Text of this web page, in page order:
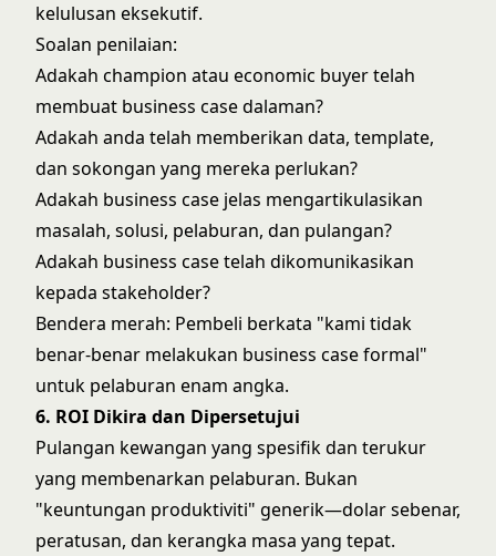
kelulusan eksekutif.
Soalan penilaian:
Adakah champion atau economic buyer telah
membuat business case dalaman?
Adakah anda telah memberikan data, template,
dan sokongan yang mereka perlukan?
Adakah business case jelas mengartikulasikan
masalah, solusi, pelaburan, dan pulangan?
Adakah business case telah dikomunikasikan
kepada stakeholder?
Bendera merah: Pembeli berkata "kami tidak
benar-benar melakukan business case formal"
untuk pelaburan enam angka.
6. ROI Dikira dan Dipersetujui
Pulangan kewangan yang spesifik dan terukur
yang membenarkan pelaburan. Bukan
"keuntungan produktiviti" generik—dolar sebenar,
peratusan, dan kerangka masa yang tepat.